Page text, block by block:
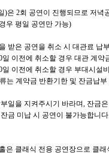
)은 2회 공연이 진행되므로 저녁
우 평일 공연만 가능)
받은 공연을 취소 시 대관료 납
일 이전에 취소할 경우 대관 계약
일 이전에 취소할 경우 부대시설
는 계약금 반환기한 및 잔금납
일을 지켜주시기 바라며, 잔금
금 미납 시 공연이 불가능합니다
은 클래식 전용 공연장으로 클